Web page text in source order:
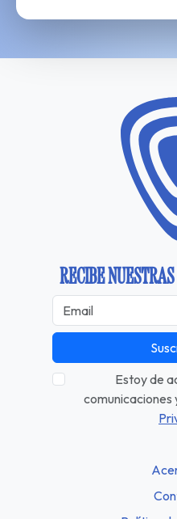
RECIBE
Estoy de
comunicaciones